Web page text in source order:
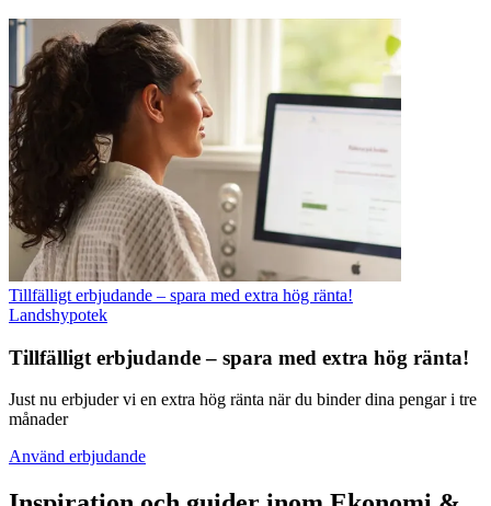
Tillfälligt erbjudande – spara med extra hög ränta!
Landshypotek
Tillfälligt erbjudande – spara med extra hög ränta!
Just nu erbjuder vi en extra hög ränta när du binder dina pengar i tre
månader
Använd erbjudande